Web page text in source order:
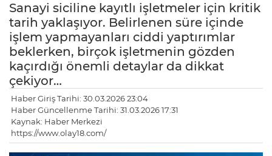
Sanayi siciline kayıtlı işletmeler için kritik
tarih yaklaşıyor. Belirlenen süre içinde
işlem yapmayanları ciddi yaptırımlar
beklerken, birçok işletmenin gözden
kaçırdığı önemli detaylar da dikkat
çekiyor…
Haber Giriş Tarihi: 30.03.2026 23:04
Haber Güncellenme Tarihi: 31.03.2026 17:31
Kaynak: Haber Merkezi
https://www.olay18.com/